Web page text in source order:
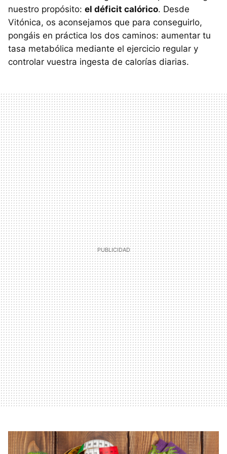
nuestro propósito: el déficit calórico. Desde
Vitónica, os aconsejamos que para conseguirlo,
pongáis en práctica los dos caminos: aumentar tu
tasa metabólica mediante el ejercicio regular y
controlar vuestra ingesta de calorías diarias.